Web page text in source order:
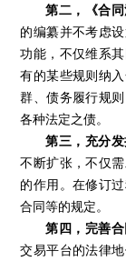
第二，《合同
的编纂并不考虑
功能，不仅维系
有的某些规则纳
群、债务履行规
各种法定之债。
第三，充分
不断扩张，不仅
的作用。在修订
合同等的规定。
第四，完善
交易平台的法律